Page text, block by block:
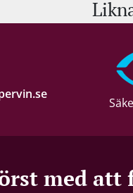
med att